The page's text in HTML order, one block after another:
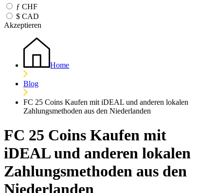
ƒ CHF
$ CAD
Akzeptieren
Home
Blog
FC 25 Coins Kaufen mit iDEAL und anderen lokalen
Zahlungsmethoden aus den Niederlanden
FC 25 Coins Kaufen mit
iDEAL und anderen lokalen
Zahlungsmethoden aus den
Niederlanden